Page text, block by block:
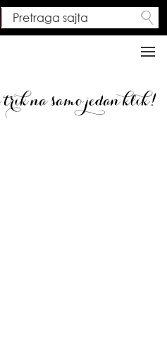
Search form
Pretraga sajta